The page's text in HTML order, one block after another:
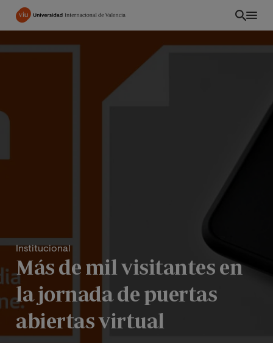
Pasar
principal
Institucional
Más de mil visitantes en
la jornada de puertas
abiertas virtual